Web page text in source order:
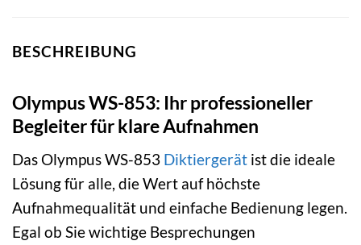
BESCHREIBUNG
Olympus WS-853: Ihr professioneller
Begleiter für klare Aufnahmen
Das Olympus WS-853 Diktiergerät ist die ideale
Lösung für alle, die Wert auf höchste
Aufnahmequalität und einfache Bedienung legen.
Egal ob Sie wichtige Besprechungen